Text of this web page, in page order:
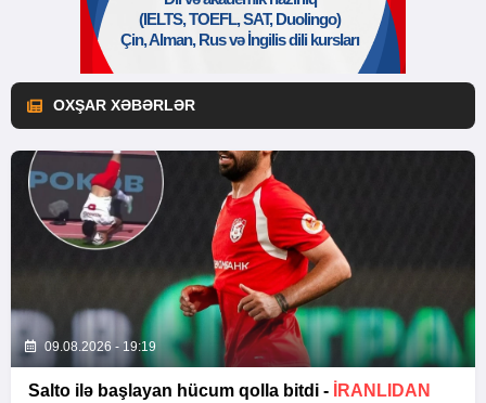
OXŞAR XƏBƏRLƏR
09.08.2026 - 19:19
Salto ilə başlayan hücum qolla bitdi -
İRANLIDAN